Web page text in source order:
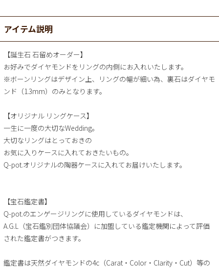
アイテム説明
【誕生石 石留めオーダー】
お好みでダイヤモンドをリングの内側にお入れいたします。
※ボーンリングはデザイン上、リングの幅が細い為、裏石はダイヤモ
ンド（1.3mm）のみとなります。
【オリジナル リングケース】
一生に一度の大切なWedding。
大切なリングはとっておきの
お気に入りケースに入れておきたいもの。
Q-pot.オリジナルの陶器ケースに入れてお届けいたします。
【宝石鑑定書】
Q-pot.のエンゲージリングに使用しているダイヤモンドは、
A.G.L（宝石鑑別団体協議会）に加盟している鑑定機関によって評価
された鑑定書がつきます。
鑑定書は天然ダイヤモンドの4c（Carat・Color・Clarity・Cut）等の